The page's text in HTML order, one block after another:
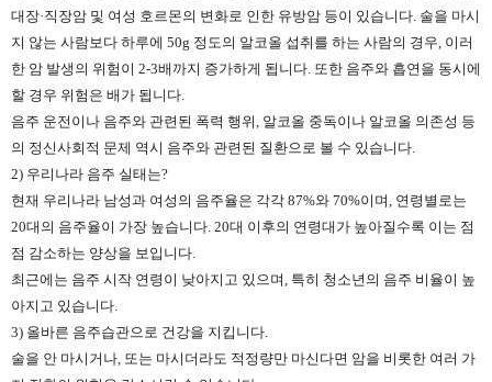
대장·직장암 및 여성 호르몬의 변화로 인한 유방암 등이 있습니다. 술을 마시
지 않는 사람보다 하루에 50g 정도의 알코올 섭취를 하는 사람의 경우, 이러
한 암 발생의 위험이 2-3배까지 증가하게 됩니다. 또한 음주와 흡연을 동시에
할 경우 위험은 배가 됩니다.
음주 운전이나 음주와 관련된 폭력 행위, 알코올 중독이나 알코올 의존성 등
의 정신사회적 문제 역시 음주와 관련된 질환으로 볼 수 있습니다.
2) 우리나라 음주 실태는?
현재 우리나라 남성과 여성의 음주율은 각각 87%와 70%이며, 연령별로는
20대의 음주율이 가장 높습니다. 20대 이후의 연령대가 높아질수록 이는 점
점 감소하는 양상을 보입니다.
최근에는 음주 시작 연령이 낮아지고 있으며, 특히 청소년의 음주 비율이 높
아지고 있습니다.
3) 올바른 음주습관으로 건강을 지킵니다.
술을 안 마시거나, 또는 마시더라도 적정량만 마신다면 암을 비롯한 여러 가